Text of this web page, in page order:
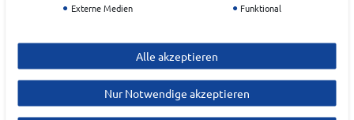
1076 CMAmsterdam
accountservice.dach@underarmour.com
Externe Medien
Funktional
Alle akzeptieren
Nur Notwendige akzeptieren